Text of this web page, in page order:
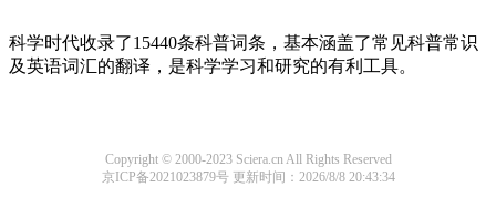
科学时代收录了15440条科普词条，基本涵盖了常见科普常识
及英语词汇的翻译，是科学学习和研究的有利工具。
Copyright © 2000-2023 Sciera.cn All Rights Reserved
京ICP备2021023879号更新时间：2026/8/8 20:43:34